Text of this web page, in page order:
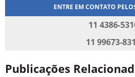
MANUTENÇÃO CABINE PRIMÁRIA SP
MANUTENÇÃO DE CABINE PRIMÁRIA
ENTRE EM CONTATO
11 4386-
11 99673-
Publicações